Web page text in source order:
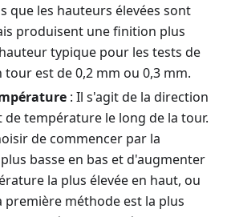
que les hauteurs élevées sont
produisent une finition plus
typique pour les tests de
est de 0,2 mm ou 0,3 mm.
: Il s'agit de la direction
température le long de la tour.
de commencer par la
basse en bas et d'augmenter
la plus élevée en haut, ou
première méthode est la plus